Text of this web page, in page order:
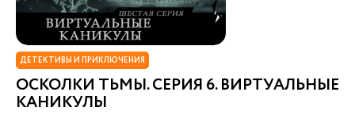
ДЕТЕКТИВЫ И ПРИКЛЮЧЕНИЯ
ОСКОЛКИ ТЬМЫ. СЕРИЯ 6. ВИРТУАЛЬНЫЕ
КАНИКУЛЫ